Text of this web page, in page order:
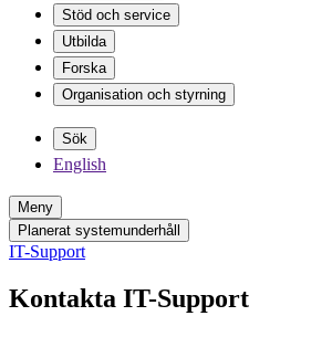
Stöd och service
Utbilda
Forska
Organisation och styrning
Sök
English
Meny
Planerat systemunderhåll
IT-Support
Kontakta IT-Support